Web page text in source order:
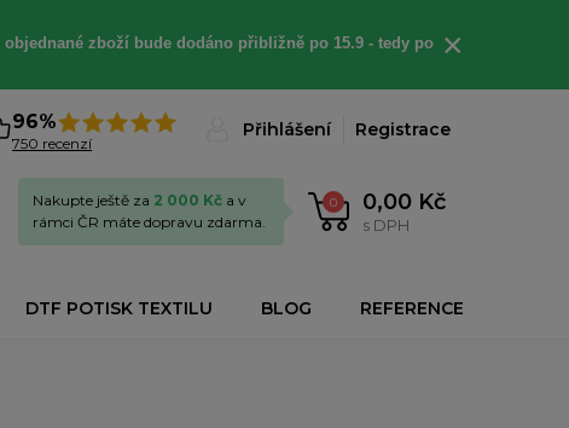
objednané zboží bude dodáno přibližně po 15.9 - tedy po
×
96%
750 recenzí
Přihlášení Registrace
0 0,00 Kč
s DPH
Nakupte ještě za 2 000 Kč a v
rámci ČR máte dopravu zdarma.
DTF POTISK TEXTILU BLOG REFERENCE